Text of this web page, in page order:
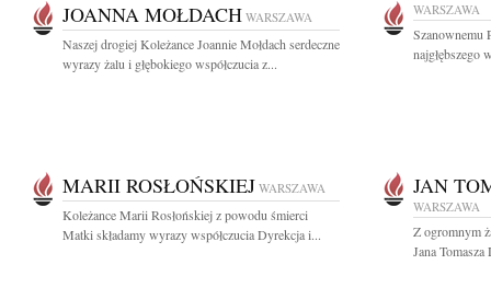
JOANNA MOŁDACH WARSZAWA
Naszej drogiej Koleżance Joannie Mołdach serdeczne
wyrazy żalu i głębokiego współczucia z...
WARSZAWA
Szanownemu
najgłębszego
MARII ROSŁOŃSKIEJ WARSZAWA
Koleżance Marii Rosłońskiej z powodu śmierci
Matki składamy wyrazy współczucia Dyrekcja i...
JAN
WARSZAWA
Z ogromnym
Jana